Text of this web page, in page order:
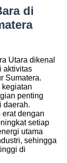
di
Utara dikenal
aktivitas
Sumatera.
penting
daerah.
dengan
setiap
utama
sehingga
di